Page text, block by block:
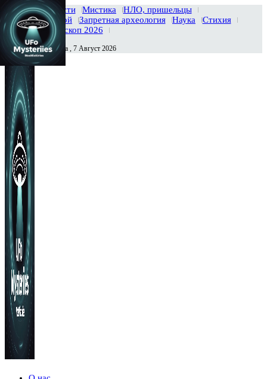
Главная Новости Мистика
НЛО, пришельцы
Тайны вселенной
Запретная археология Наука
Стихия
История
Гороскоп 2026
Сегодня Пятница , 7 Август 2026